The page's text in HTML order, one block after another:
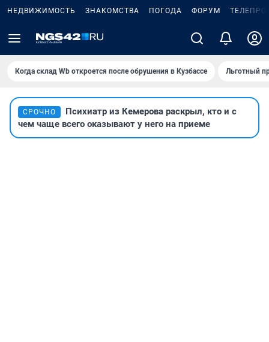
НЕДВИЖИМОСТЬ ЗНАКОМСТВА ПОГОДА ФОРУМ
Когда склад Wb откроется после обрушения в Кузбассе Льготный
СРОЧНО
Психиатр из Кемерова раскрыл, кто и с
чем чаще всего оказывают у него на приеме